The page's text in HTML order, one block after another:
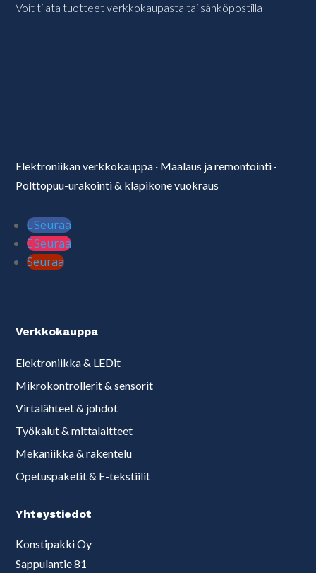
Voit tilata tuotteet verkkokaupasta tai sähköpostilla
Elektroniikan verkkokauppa · Maalaus ja remontointi ·
Polttopuu-urakointi & klapikone vuokraus
Seuraa
Seuraa
Seuraa
Verkkokauppa
Elektroniikka & LEDit
Mikrokontrollerit & sensorit
Virtalähteet & johdot
Työkalut & mittalaitteet
Mekaniikka & rakentelu
Opetuspaketit & E-tekstiilit
Yhteystiedot
Konstipakki Oy
Sappulantie 81